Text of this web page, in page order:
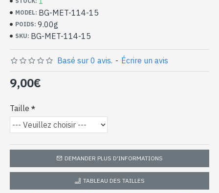
114-15)
MODEL: BG-MET-114-15
POIDS: 9.00g
SKU: BG-MET-114-15
Basé sur 0 avis. - Écrire un avis
9,00€
Taille
DEMANDER PLUS D'INFORMATIONS
TABLEAU DES TAILLES